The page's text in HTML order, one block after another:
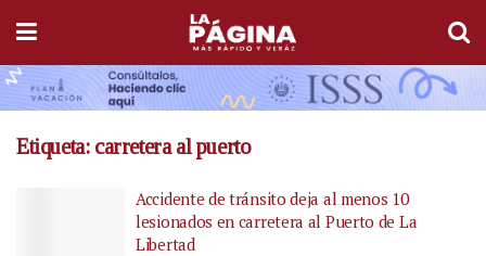
Etiqueta: carretera al puerto
Accidente de tránsito deja al menos 10
lesionados en carretera al Puerto de La
Libertad